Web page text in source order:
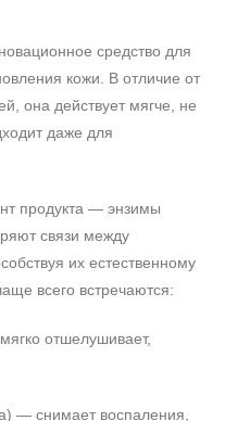
средство для
кожи. В отличие от
она действует мягче, не
даже для
продукта — энзимы
связи между
их естественному
всего встречаются:
отшелушивает,
— снимает воспаления,